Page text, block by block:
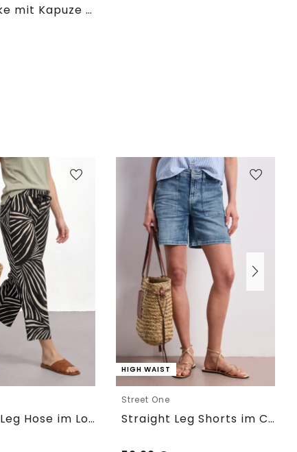
Sweatjacke mit Kapuze und Struktur
7/8 Wide Leg Hose im Loose Fit
HIGH WAIST
Street One
Straight Leg Shorts im Casual Fit